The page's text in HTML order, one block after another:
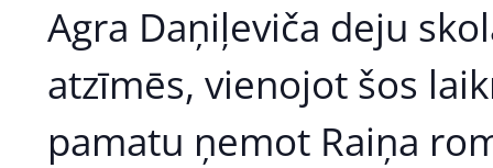
Agra Daņiļeviča deju
atzīmēs, vienojot šos
pamatu ņemot Raiņa